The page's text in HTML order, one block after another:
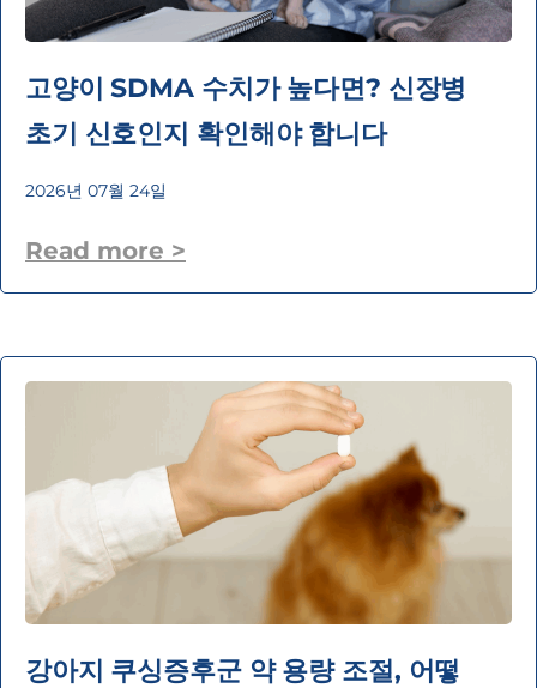
고양이 SDMA 수치가 높다면? 신장병
초기 신호인지 확인해야 합니다
2026년 07월 24일
Read more >
강아지 쿠싱증후군 약 용량 조절, 어떻